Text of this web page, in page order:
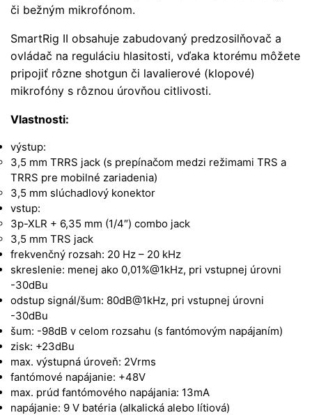
či bežným mikrofónom.
SmartRig II obsahuje zabudovaný predzosilňovač a
ovládač na reguláciu hlasitosti, vďaka ktorému môžete
pripojiť rôzne shotgun či lavalierové (klopové)
mikrofóny s rôznou úrovňou citlivosti.
Vlastnosti:
výstup:
3,5 mm TRRS jack (s prepínačom medzi režimami TRS a
TRRS pre mobilné zariadenia)
3,5 mm slúchadlový konektor
vstup:
3p-XLR + 6,35 mm (1/4″) combo jack
3,5 mm TRS jack
frekvenčný rozsah: 20 Hz – 20 kHz
skreslenie: menej ako 0,01%@1kHz, pri vstupnej úrovni
-30dBu
odstup signál/šum: 80dB@1kHz, pri vstupnej úrovni
-30dBu
šum: -98dB v celom rozsahu (s fantómovým napájaním)
zisk: +23dBu
max. výstupná úroveň: 2Vrms
fantómové napájanie: +48V
max. prúd fantómového napájania: 13mA
napájanie: 9 V batéria (alkalická alebo lítiová)